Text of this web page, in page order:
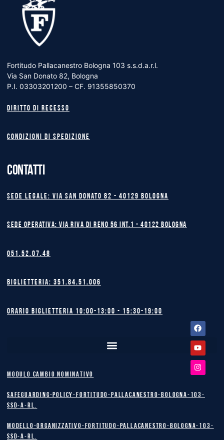
Facebook
Youtube
Instagram
Fortitudo Pallacanestro Bologna 103 s.s.d.a.r.l.
Via San Donato 82, Bologna
P.I. 03303201200 – CF. 91355850370
Diritto di recesso
Condizioni di spedizione
CONTATTI
Sede legale: Via San Donato 82 - 40129 BOLOGNA
Sede operativa: Via Riva di Reno 56 int.1 - 40122 BOLOGNA
051.52.07.48
Biglietteria: 351.84.51.006
Orario biglietteria 10:00-13:00 - 15:30-19:00
MODULO CAMBIO NOMINATIVO
safeguarding-policy-Fortitudo-Pallacanestro-Bologna-103-
SSD-A-RL.
Modello-Organizzativo-Fortitudo-Pallacanestro-Bologna-103-
SSD-A-RL.